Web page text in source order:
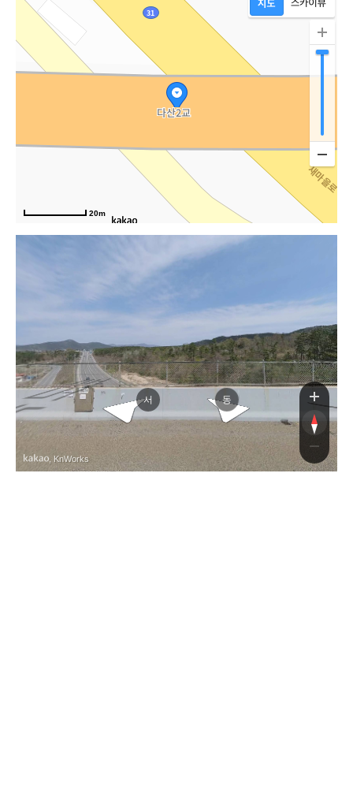
20m
대구포항고속도로
마을
서 동
, KnWorks